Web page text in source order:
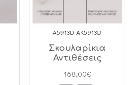
A5913D-AK5913D
Σκουλαρίκια
Αντιθέσεις
168,00€